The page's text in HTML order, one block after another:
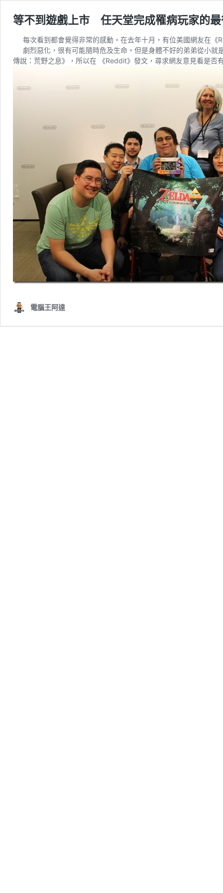
等不到遊戲上市 任天堂完成罹病玩家的最
每次看到都會覺得非常的感動。在去年十月，有位美國網友在 《
劇烈惡化，很有可能隨時危及生命。但是身體不好的弟弟從小
傳說：荒野之息》，所以在 《Reddit》發文，尋求網友意見看是否
電腦王阿達